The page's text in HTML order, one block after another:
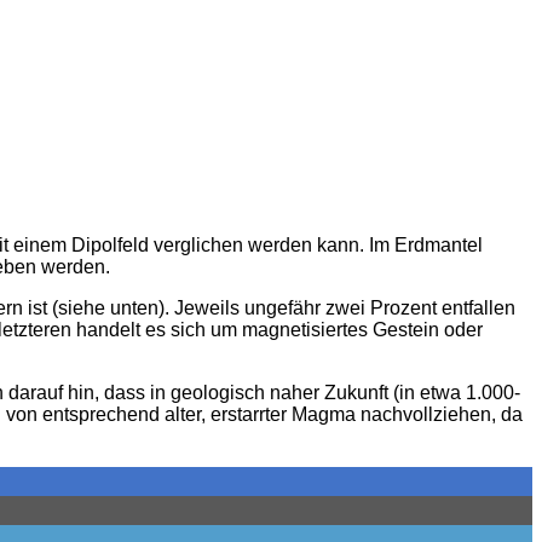
Dipolfeld verglichen werden kann. Im Erdmantel
werden.
ist (siehe unten). Jeweils ungefähr zwei Prozent entfallen
handelt es sich um magnetisiertes Gestein oder
hin, dass in geologisch naher Zukunft (in etwa 1.000-
entsprechend alter, erstarrter Magma nachvollziehen, da